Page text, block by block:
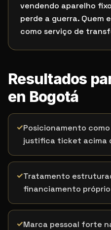
vendendo aparelho
perde a guerra. Quem
como serviço de
Resultados
en Bogotá
✓Posicionamento
justifica ticket acima
✓Tratamento
financiamento próprio
✓Marca pessoal forte